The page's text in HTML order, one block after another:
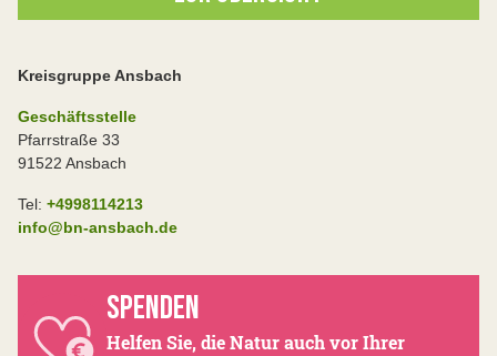
Kreisgruppe Ansbach
Geschäftsstelle
Pfarrstraße 33
91522 Ansbach
Tel: +4998114213
info@bn-ansbach.de
SPENDEN
Helfen Sie, die Natur auch vor Ihrer